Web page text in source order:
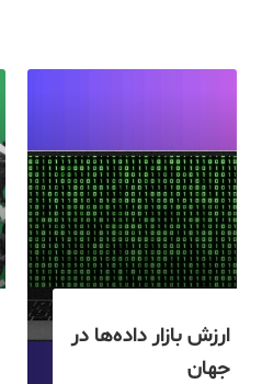
ارزش بازار داده‌ها در
جهان